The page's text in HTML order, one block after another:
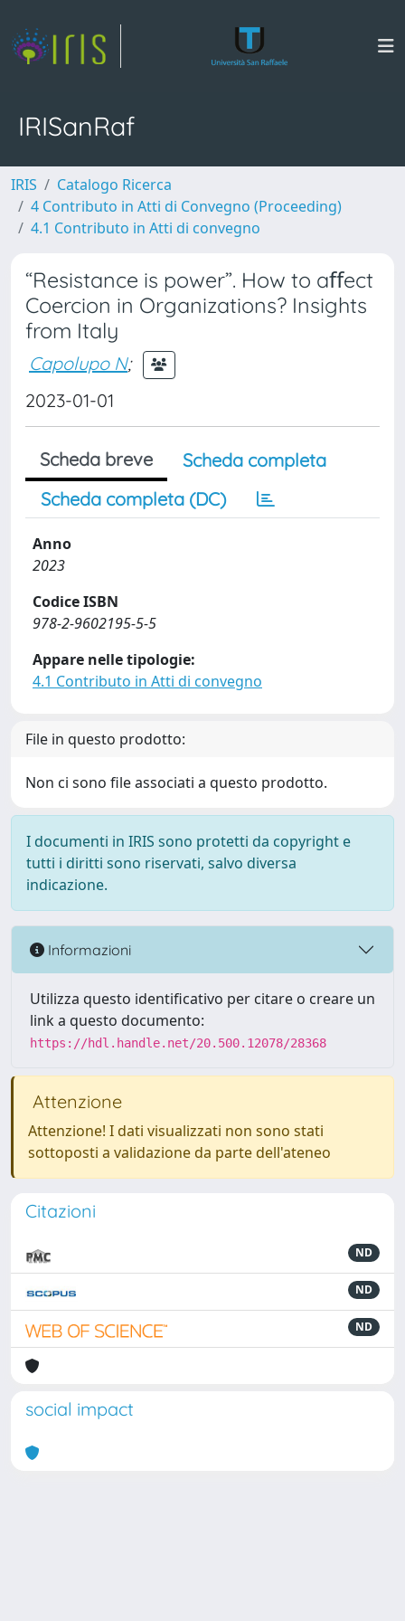
IRISanRaf
IRIS
Catalogo Ricerca
4 Contributo in Atti di Convegno (Proceeding)
4.1 Contributo in Atti di convegno
“Resistance is power”. How to aﬀect
Coercion in Organizations? Insights
from Italy
Capolupo N;
2023-01-01
Scheda breve
Scheda completa
Scheda completa (DC)
Anno
2023
Codice ISBN
978-2-9602195-5-5
Appare nelle tipologie:
4.1 Contributo in Atti di convegno
File in questo prodotto:
Non ci sono file associati a questo prodotto.
I documenti in IRIS sono protetti da copyright e
tutti i diritti sono riservati, salvo diversa
indicazione.
Informazioni
Utilizza questo identificativo per citare o creare un
link a questo documento:
https://hdl.handle.net/20.500.12078/28368
Attenzione
Attenzione! I dati visualizzati non sono stati
sottoposti a validazione da parte dell'ateneo
Citazioni
ND
ND
ND
social impact